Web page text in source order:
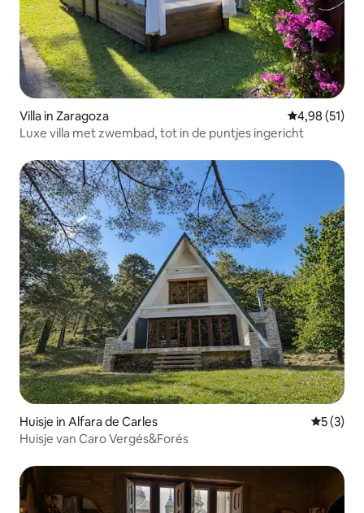
Villa in Zaragoza Gemiddelde
4,98 (51)
Luxe villa met zwembad, tot in de puntjes ingericht
Huisje in Alfara de Carles
5 (3)
Huisje van Caro Vergés&Forés